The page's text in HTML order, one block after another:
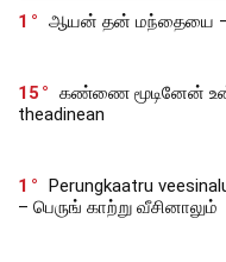
1
ஆயன் தன் மந்தையை –
15
கண்ணை மூடினேன்
theadinean
1
Perungkaatru
– பெருங் காற்று வீசினாலும்